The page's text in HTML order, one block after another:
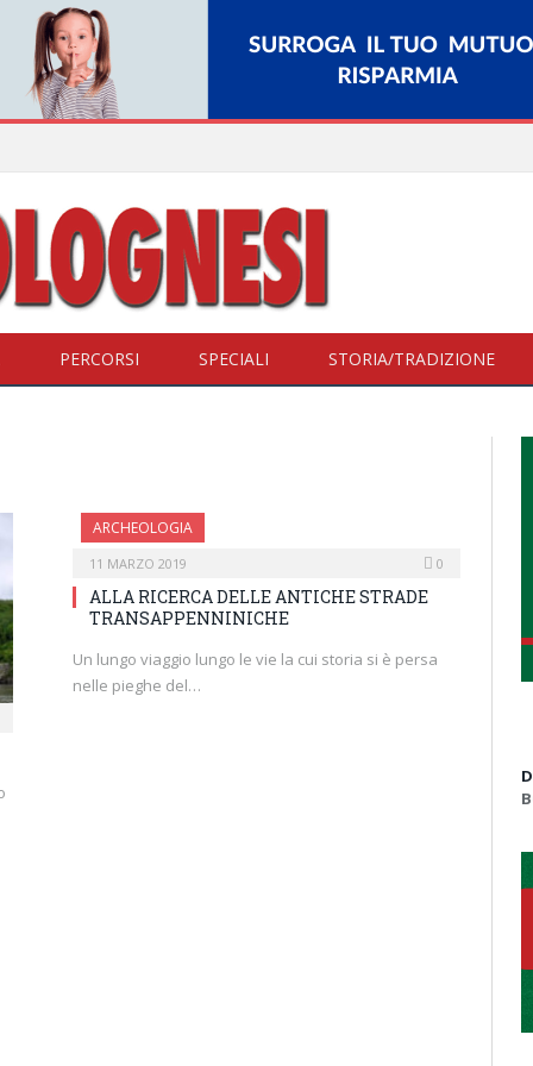
PERCORSI SPECIALI STORIA/TRADIZIONE
ARCHEOLOGIA
11 MARZO 2019 0
ALLA RICERCA DELLE ANTICHE STRADE
TRANSAPPENNINICHE
Un lungo viaggio lungo le vie la cui storia si è persa
nelle pieghe del…